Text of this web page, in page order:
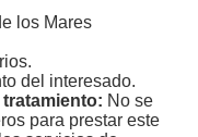
los Mares
del interesado.
No se
para prestar este